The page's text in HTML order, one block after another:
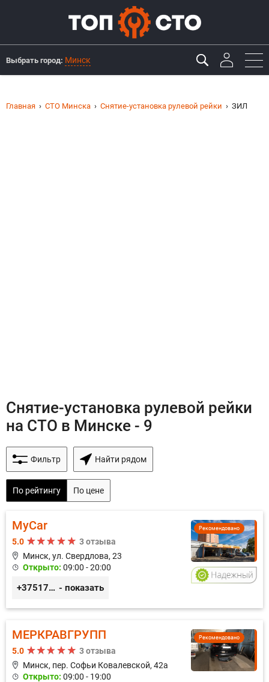
Выбрать город: Минск
Главная СТО Минска Снятие-установка рулевой рейки ЗИЛ
Снятие-установка рулевой рейки
на СТО в Минске - 9
Фильтр Найти рядом
По рейтингу По цене
Рекомендовано
MyCar
5.0
3 отзыва
Минск, ул. Свердлова, 23
Открыто: 09:00 - 20:00
+375173212443 - показать
Рекомендовано
МЕРКРАВГРУПП
5.0
3 отзыва
Минск, пер. Софьи Ковалевской, 42а
Открыто: 09:00 - 19:00